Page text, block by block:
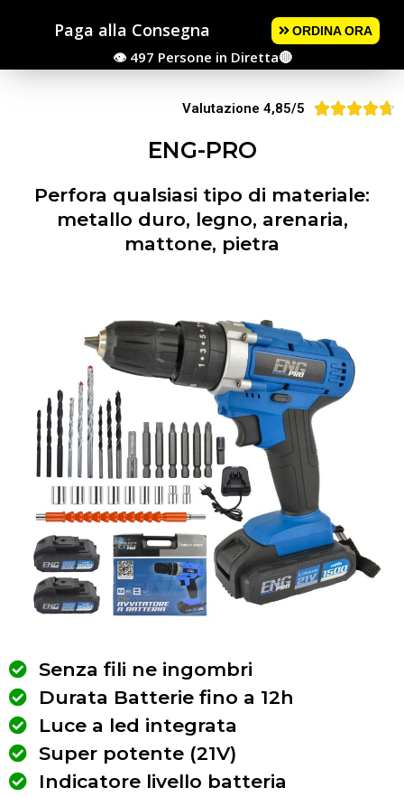
Paga alla Consegna ORDINA ORA
👁 497 Persone in Diretta🔴
Valutazione 4,85/5 
ENG-PRO
Perfora qualsiasi tipo di materiale:
metallo duro, legno, arenaria,
mattone, pietra
Senza fili ne ingombri
Durata Batterie fino a 12h
Luce a led integrata
Super potente (21V)
Indicatore livello batteria